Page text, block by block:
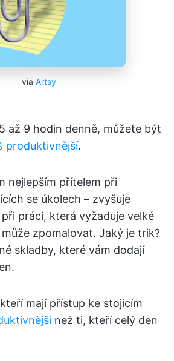
via Artsy
až 9 hodin denně, můžete být
produktivnější.
nejlepším přítelem při
se úkolech – zvyšuje
práci, která vyžaduje velké
zpomalovat. Jaký je trik?
skladby, které vám dodají
mají přístup ke stojícím
než ti, kteří celý den